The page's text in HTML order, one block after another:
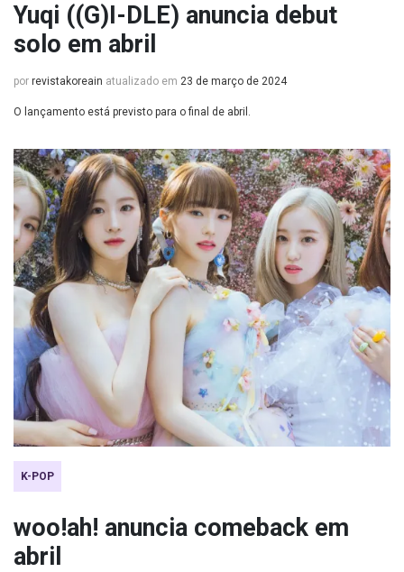
Yuqi ((G)I-DLE) anuncia debut
solo em abril
por revistakoreain atualizado em 23 de março de 2024
O lançamento está previsto para o final de abril.
K-POP
woo!ah! anuncia comeback em
abril